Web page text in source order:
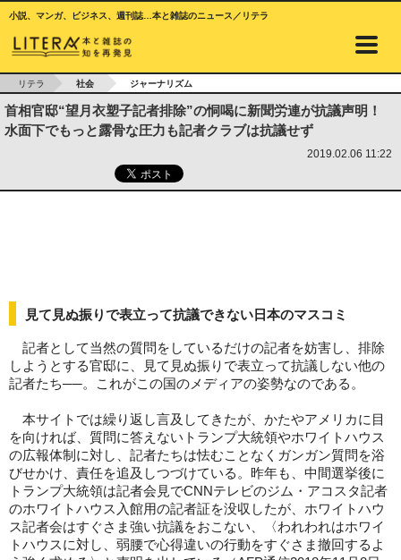
小説、マンガ、ビジネス、週刊誌…本と雑誌のニュース／リテラ
リテラ 社会 ジャーナリズム
首相官邸“望月衣塑子記者排除”の恫喝に新聞労連が抗議声明！
水面下でもっと露骨な圧力も記者クラブは抗議せず
2019.02.06 11:22
見て見ぬ振りで表立って抗議できない日本のマスコミ
記者として当然の質問をしているだけの記者を妨害し、排除
しようとする官邸に、見て見ぬ振りで表立って抗議しない他の
記者たち──。これがこの国のメディアの姿勢なのである。
本サイトでは繰り返し言及してきたが、かたやアメリカに目
を向ければ、質問に答えないトランプ大統領やホワイトハウス
の広報体制に対し、記者たちは怯むことなくガンガン質問を浴
びせかけ、責任を追及しつづけている。昨年も、中間選挙後に
トランプ大統領は記者会見でCNNテレビのジム・アコスタ記者
のホワイトハウス入館用の記者証を没収したが、ホワイトハウ
ス記者会はすぐさま強い抗議をおこない、〈われわれはホワイ
トハウスに対し、弱腰で心得違いの行動をすぐさま撤回するよ